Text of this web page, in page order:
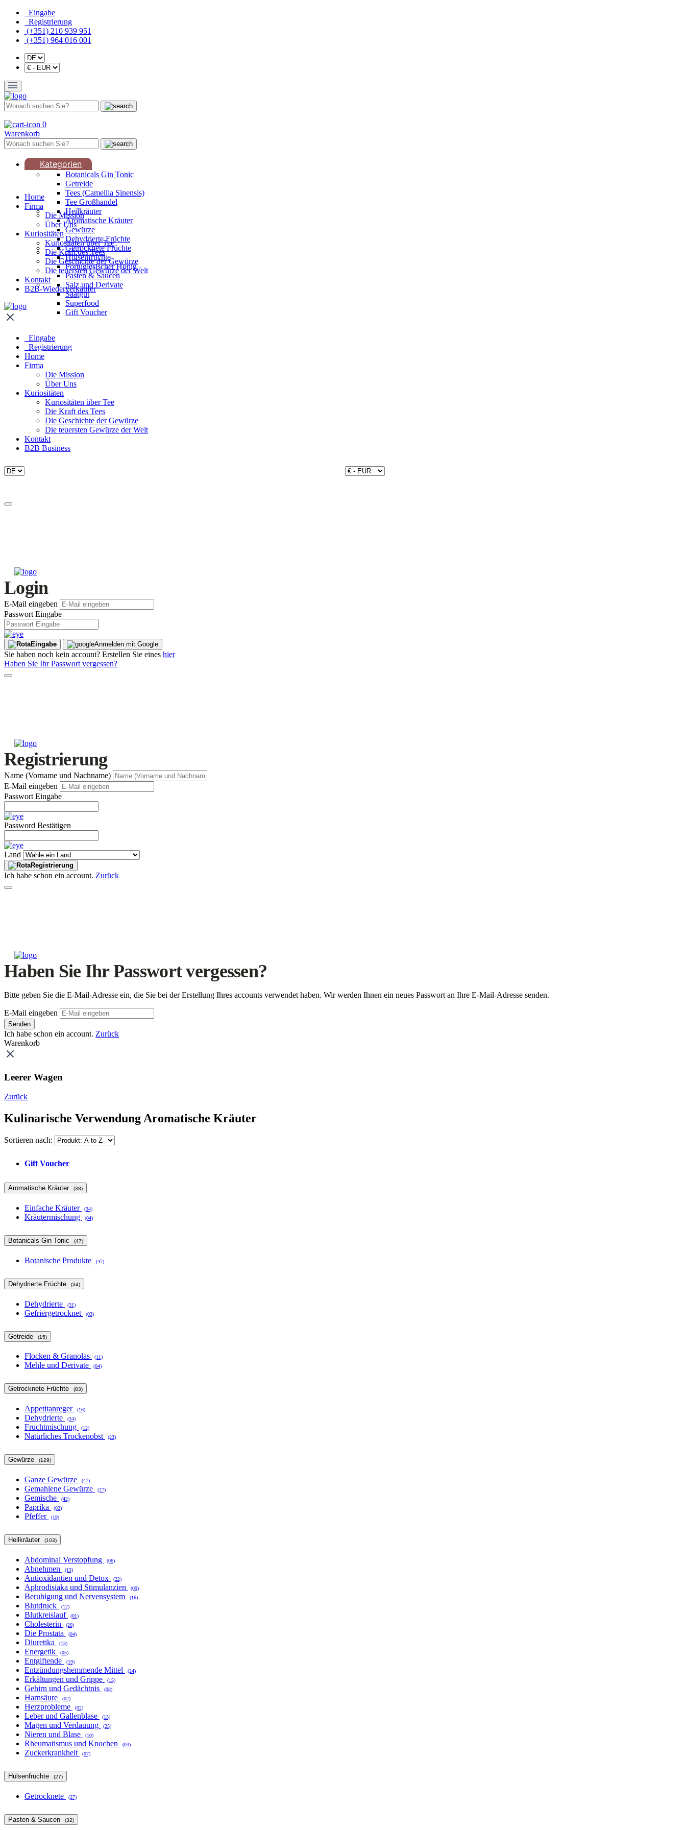
Eingabe
Registrierung
(+351) 210 939 951
(+351) 964 016 001
0
Warenkorb
Kategorien
Botanicals Gin Tonic
Getreide
Tees (Camellia Sinensis)
Tee Großhandel
Heilkräuter
Aromatische Kräuter
Gewürze
Dehydrierte Früchte
Getrocknete Früchte
Hülsenfrüchte
Portugiesischer Honig
Pasten & Saucen
Salz und Derivate
Saatgut
Superfood
Gift Voucher
Home
Firma
Die Mission
Über Uns
Kuriositäten
Kuriositäten über Tee
Die Kraft des Tees
Die Geschichte der Gewürze
Die teuersten Gewürze der Welt
Kontakt
B2B-Wiederverkäufer
Eingabe
Registrierung
Home
Firma
Die Mission
Über Uns
Kuriositäten
Kuriositäten über Tee
Die Kraft des Tees
Die Geschichte der Gewürze
Die teuersten Gewürze der Welt
Kontakt
B2B Business
Login
E-Mail eingeben
Passwort Eingabe
Eingabe Anmelden mit Google
Sie haben noch kein account? Erstellen Sie eines hier
Haben Sie Ihr Passwort vergessen?
Registrierung
Name (Vorname und Nachname)
E-Mail eingeben
Passwort Eingabe
Password Bestätigen
Land
Registrierung
Ich habe schon ein account. Zurück
Haben Sie Ihr Passwort vergessen?
Bitte geben Sie die E-Mail-Adresse ein, die Sie bei der Erstellung Ihres accounts verwendet haben. Wir werden Ihnen ein neues Passwort an Ihre E-Mail-Adresse senden.
E-Mail eingeben
Senden
Ich habe schon ein account. Zurück
Warenkorb
Leerer Wagen
Zurück
Kulinarische Verwendung Aromatische Kräuter
Sortieren nach:
Gift Voucher
Aromatische Kräuter (38)
Einfache Kräuter (34)
Kräutermischung (04)
Botanicals Gin Tonic (47)
Botanische Produkte (47)
Dehydrierte Früchte (34)
Dehydrierte (31)
Gefriergetrocknet (03)
Getreide (15)
Flocken & Granolas (11)
Mehle und Derivate (04)
Getrocknete Früchte (83)
Appetitanreger (16)
Dehydrierte (34)
Fruchtmischung (12)
Natürliches Trockenobst (23)
Gewürze (129)
Ganze Gewürze (47)
Gemahlene Gewürze (27)
Gemische (42)
Paprika (02)
Pfeffer (19)
Heilkräuter (103)
Abdominal Verstopfung (06)
Abnehmen (13)
Antioxidantien und Detox (22)
Aphrodisiaka und Stimulanzien (09)
Beruhigung und Nervensystem (16)
Blutdruck (12)
Blutkreislauf (01)
Cholesterin (20)
Die Prostata (04)
Diuretika (13)
Energetik (05)
Entgiftende (19)
Entzündungshemmende Mittel (24)
Erkältungen und Grippe (15)
Gehirn und Gedächtnis (08)
Harnsäure (02)
Herzprobleme (02)
Leber und Gallenblase (15)
Magen und Verdauung (25)
Nieren und Blase (10)
Rheumatismus und Knochen (03)
Zuckerkrankheit (07)
Hülsenfrüchte (27)
Getrocknete (27)
Pasten & Saucen (32)